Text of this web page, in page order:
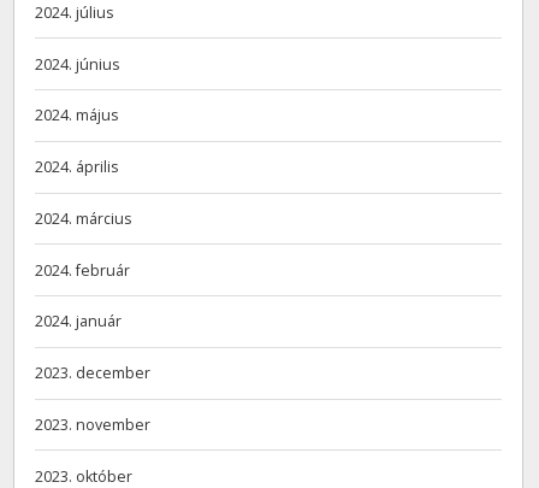
2024. július
2024. június
2024. május
2024. április
2024. március
2024. február
2024. január
2023. december
2023. november
2023. október